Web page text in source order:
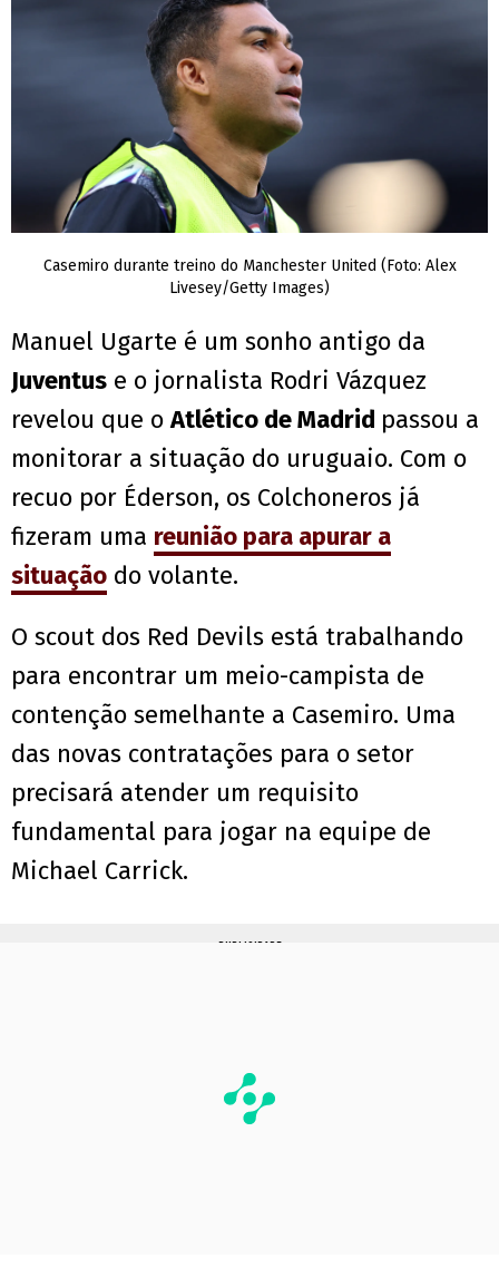
Casemiro durante treino do Manchester United (Foto: Alex
Livesey/Getty Images)
Manuel Ugarte é um sonho antigo da
Juventus e o jornalista Rodri Vázquez
revelou que oAtlético de Madrid passou a
monitorar a situação do uruguaio. Com o
recuo por Éderson, os Colchoneros já
fizeram uma reunião para apurar a
situação do volante.
O scout dos Red Devils está trabalhando
para encontrar um meio-campista de
contenção semelhante a Casemiro. Uma
das novas contratações para o setor
precisará atender um requisito
fundamental para jogar na equipe de
Michael Carrick.
PUBLICIDADE